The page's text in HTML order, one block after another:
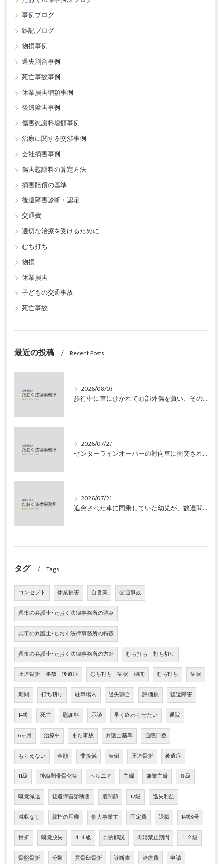
事例ブログ
雑記ブログ
物損事例
過失割合事例
死亡事故事例
休業損害増額事例
後遺障害事例
傷害慰謝料増額事例
治療に関する交渉事例
会社損害事例
傷害慰謝料の算定方法
損害賠償の基準
後遺障害診断・認定
交通費
適切な治療を受けるために
むち打ち
物損
休業損害
子どもの交通事故
死亡事故
最近の投稿 Recent Posts
2026/08/03
歩行中に車にひかれて頭部外傷を負い、その４か月後に亡くなり、死亡部分も含めて裁判所の基準で損害賠償金を獲得した事案｜たおく法律事務所
2026/07/27
センターラインオーバーの対向車に衝突され、むち打ちを発症し、裁判所の基準で慰謝料などの損害賠償金を獲得した事案｜たおく法律事務所
2026/07/21
追突された車に同乗していた幼児が、数週間の経過観察の後、裁判所の基準で人損の賠償金を獲得した事案｜たおく法律事務所
タグ Tags
コンセプト 休業損害 自営業 交通事故
呉市の弁護士･たおく法律事務所の強み
呉市の弁護士･たおく法律事務所の特徴
呉市の弁護士･たおく法律事務所の方針 むち打ち 打ち切り
圧迫骨折 事故 後遺症 むち打ち 症状 期間 むち打ち 症状
期間 打ち切り 駐車場内 過失割合 評価損 後遺障害
14級 死亡 慰謝料 示談 早く終わらせたい 通院
6ヶ月 治療中 また事故 弁護士基準 通院日数
もらえない 金額 非接触 転倒 圧迫骨折 後遺症
11級 後縦靭帯骨化症 ヘルニア 主婦 兼業主婦 ８級
嗅覚減退 後遺障害診断書 股関節 12級 逸失利益
減収なし 親指の用廃 個人事業主 固定費 退職 14級9号
骨折 嗅覚脱失 １４級 判例解説 再婚禁止期間 １２級
骨盤骨折 分類 寛骨臼骨折 診断書 治療費 申請